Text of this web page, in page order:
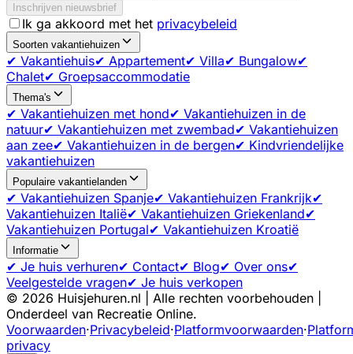
Inschrijven nieuwsbrief
Ik ga akkoord met het privacybeleid
Soorten vakantiehuizen
✔ Vakantiehuis✔ Appartement✔ Villa✔ Bungalow✔
Chalet✔ Groepsaccommodatie
Thema's
✔ Vakantiehuizen met hond✔ Vakantiehuizen in de
natuur✔ Vakantiehuizen met zwembad✔ Vakantiehuizen
aan zee✔ Vakantiehuizen in de bergen✔ Kindvriendelijke
vakantiehuizen
Populaire vakantielanden
✔ Vakantiehuizen Spanje✔ Vakantiehuizen Frankrijk✔
Vakantiehuizen Italië✔ Vakantiehuizen Griekenland✔
Vakantiehuizen Portugal✔ Vakantiehuizen Kroatië
Informatie
✔ Je huis verhuren✔ Contact✔ Blog✔ Over ons✔
Veelgestelde vragen✔ Je huis verkopen
© 2026 Huisjehuren.nl | Alle rechten voorbehouden |
Onderdeel van Recreatie Online.
Voorwaarden·Privacybeleid·Platformvoorwaarden·
privacy